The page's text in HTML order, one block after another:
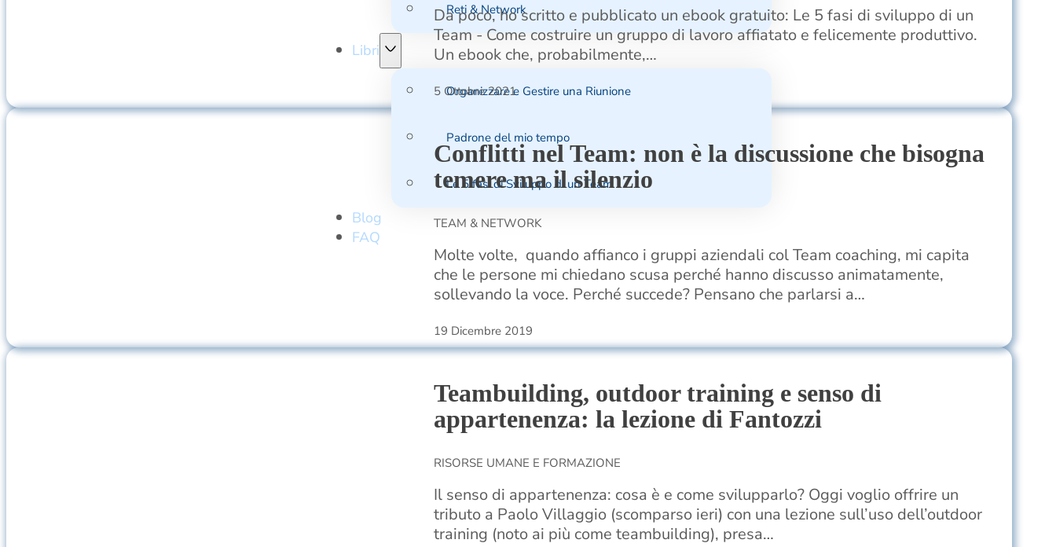
Reti & Network
Libri
Organizzare e Gestire una Riunione
Padrone del mio tempo
Le 5 fasi di Sviluppo di un Team
Blog
FAQ
Da poco, ho scritto e pubblicato un ebook gratuito: Le 5 fasi di sviluppo di un
Team - Come costruire un gruppo di lavoro affiatato e felicemente produttivo.
Un ebook che, probabilmente,…
5 Ottobre 2021
Conflitti nel Team: non è la discussione che bisogna
temere ma il silenzio
TEAM & NETWORK
Molte volte, quando affianco i gruppi aziendali col Team coaching, mi capita
che le persone mi chiedano scusa perché hanno discusso animatamente,
sollevando la voce. Perché succede? Pensano che parlarsi a…
19 Dicembre 2019
Teambuilding, outdoor training e senso di
appartenenza: la lezione di Fantozzi
RISORSE UMANE E FORMAZIONE
Il senso di appartenenza: cosa è e come svilupparlo? Oggi voglio offrire un
tributo a Paolo Villaggio (scomparso ieri) con una lezione sull’uso dell’outdoor
training (noto ai più come teambuilding), presa…